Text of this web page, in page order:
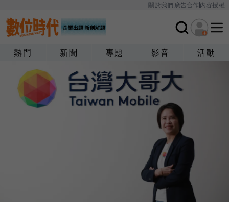
關於我們廣告合作內容授權
熱門 新聞 專題 影音 活動